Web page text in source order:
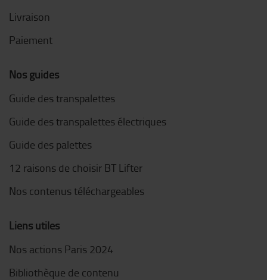
Livraison
Paiement
Nos guides
Guide des transpalettes
Guide des transpalettes électriques
Guide des palettes
12 raisons de choisir BT Lifter
Nos contenus téléchargeables
Liens utiles
Nos actions Paris 2024
Bibliothèque de contenu